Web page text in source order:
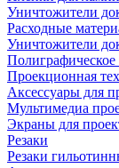
Уничтожители
Расходные
Уничтожители
Полиграфическое
Проекционная
Аксессуары для
Мультимедиа
Экраны для
Резаки
Резаки